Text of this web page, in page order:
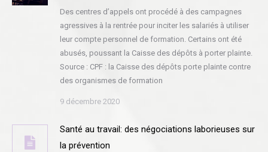
Des centres d’appels ont procédé à des campagnes
agressives à la rentrée pour inciter les salariés à utiliser
leur compte personnel de formation. Certains ont été
abusés, poussant la Caisse des dépôts à porter plainte.
Source : CPF : la Caisse des dépôts porte plainte contre
des organismes de formation
9 décembre 2020
Santé au travail: des négociations laborieuses sur
la prévention